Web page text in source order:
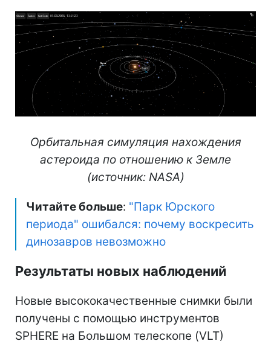
Орбитальная симуляция нахождения
астероида по отношению к Земле
(источник: NASA)
Читайте больше: "Парк Юрского
периода" ошибался: почему воскресить
динозавров невозможно
Результаты новых наблюдений
Новые высококачественные снимки были
получены с помощью инструментов
SPHERE на Большом телескопе (VLT)